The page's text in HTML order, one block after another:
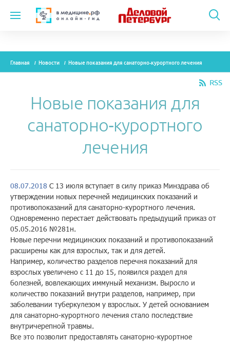
Модули
О проекте
Контакты
Помощь
Заказать звонок
Тарифы
Подписка
Главная Новости Новые показания для санаторно-курортного лечения
RSS
Новые показания для
санаторно-курортного
лечения
08.07.2018 С 13 июля вступает в силу приказ Минздрава об
утверждении новых перечней медицинских показаний и
противопоказаний для санаторно-курортного лечения.
Одновременно перестает действовать предыдущий приказ от
05.05.2016 №281н.
Новые перечни медицинских показаний и противопоказаний
расширены как для взрослых, так и для детей.
Например, количество разделов перечня показаний для
взрослых увеличено с 11 до 15, появился раздел для
болезней, вовлекающих иммуный механизм. Выросло и
количество показаний внутри разделов, например, при
заболевании туберкулезом у взрослых. У детей основанием
для санаторно-курортного лечения стало последствие
внутричерепной травмы.
Все это позволит предоставлять санаторно-курортное